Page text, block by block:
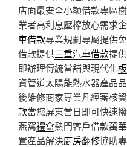
店面最安全小額借款專區
業者高利息壓榨放心需求
車借款專業規劃專屬提供
借款提供三重汽車借款提
即辦理傳統當舖與現代化
資管道太陽能熱水器產品
後維修商家專業凡經審核
款當您屏東當日即可快速
燕窩禮盒熱門客戶借款萬
置產品解決廚房翻修協助